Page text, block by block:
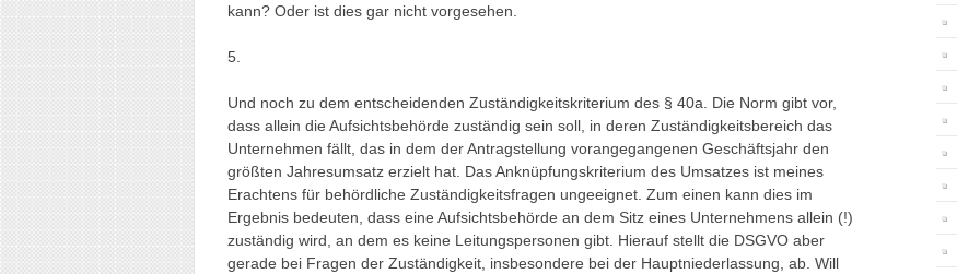
kann? Oder ist dies gar nicht vorgesehen.
5.
Und noch zu dem entscheidenden Zuständigkeitskriterium des § 40a. Die Norm gibt vor,
dass allein die Aufsichtsbehörde zuständig sein soll, in deren Zuständigkeitsbereich das
Unternehmen fällt, das in dem der Antragstellung vorangegangenen Geschäftsjahr den
größten Jahresumsatz erzielt hat. Das Anknüpfungskriterium des Umsatzes ist meines
Erachtens für behördliche Zuständigkeitsfragen ungeeignet. Zum einen kann dies im
Ergebnis bedeuten, dass eine Aufsichtsbehörde an dem Sitz eines Unternehmens allein (!)
zuständig wird, an dem es keine Leitungspersonen gibt. Hierauf stellt die DSGVO aber
gerade bei Fragen der Zuständigkeit, insbesondere bei der Hauptniederlassung, ab. Will